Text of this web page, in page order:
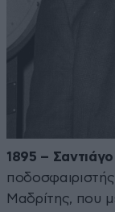
1895 –
Μαδρίτης, που